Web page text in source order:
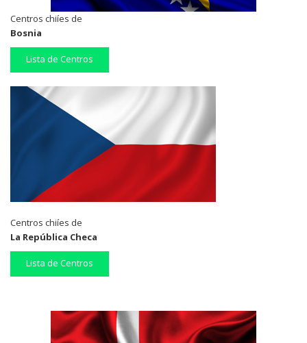
Centros chiíes de
Bosnia
Lista de Centros
Centros chiíes de
La República Checa
Lista de Centros